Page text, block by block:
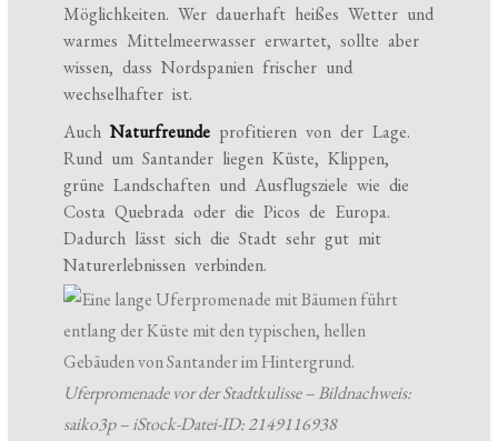
Möglichkeiten. Wer dauerhaft heißes Wetter und
warmes Mittelmeerwasser erwartet, sollte aber
wissen, dass Nordspanien frischer und
wechselhafter ist.
AuchNaturfreunde profitieren von der Lage.
Rund um Santander liegen Küste, Klippen,
grüne Landschaften und Ausflugsziele wie die
Costa Quebrada oder die Picos de Europa.
Dadurch lässt sich die Stadt sehr gut mit
Naturerlebnissen verbinden.
Uferpromenade vor der Stadtkulisse – Bildnachweis:
saiko3p – iStock-Datei-ID: 2149116938